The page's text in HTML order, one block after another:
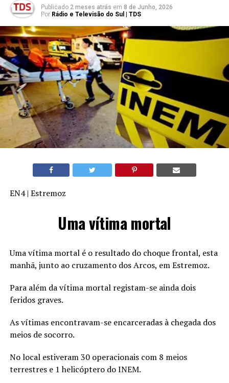
Publicado 2 meses atrás em 8 de Junho, 2026
Por Rádio e Televisão do Sul | TDS
EN4 | Estremoz
Uma vítima mortal
Uma vítima mortal é o resultado do choque frontal, esta
manhã, junto ao cruzamento dos Arcos, em Estremoz.
Para além da vítima mortal registam-se ainda dois
feridos graves.
As vítimas encontravam-se encarceradas à chegada dos
meios de socorro.
No local estiveram 30 operacionais com 8 meios
terrestres e 1 helicóptero do INEM.